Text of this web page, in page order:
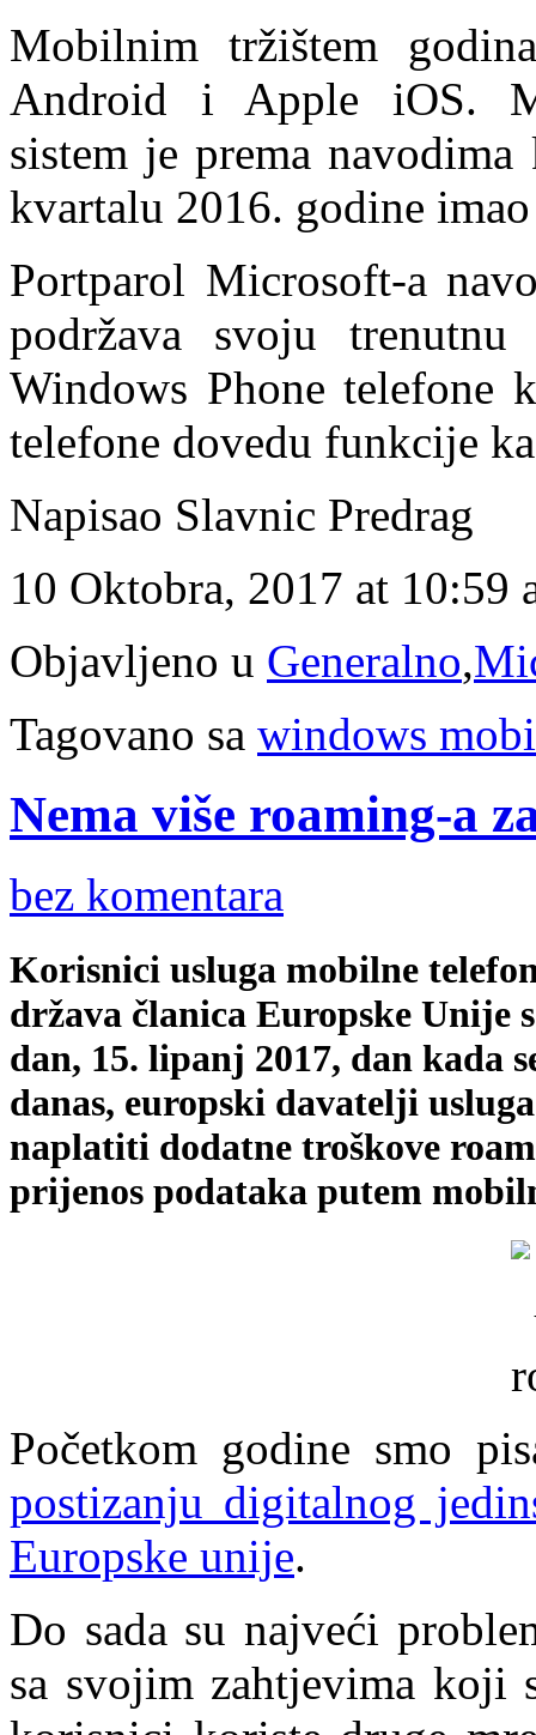
Mobilnim tržištem
Android i Apple iOS.
sistem je prema
kvartalu 2016. godine
Portparol Microsoft-a
podržava svoju
Windows Phone telefone
telefone dovedu funkcije
Napisao Slavnic Predrag
10 Oktobra, 2017 at 10:59
Objavljeno u Generalno,
Tagovano sa windows
Nema više roaming-a
bez komentara
Korisnici usluga mobilne
država članica Europske Unije
dan, 15. lipanj 2017, dan kada
danas, europski davatelji
naplatiti dodatne troškove
prijenos podataka putem
Početkom godine smo
postizanju digitalnog
Europske unije.
Do sada su najveći
sa svojim zahtjevima koji